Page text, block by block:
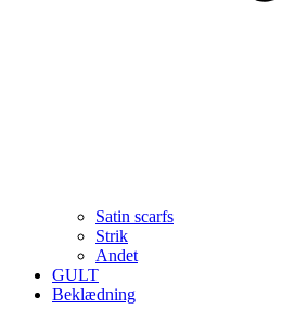
Satin scarfs
Strik
Andet
GULT
Beklædning